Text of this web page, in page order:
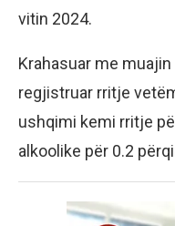
vitin 2024.
Krahasuar me muajin
regjistruar rritje
ushqimi kemi rritje
alkoolike për 0.2